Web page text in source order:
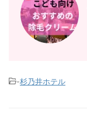
-杉乃井ホテル